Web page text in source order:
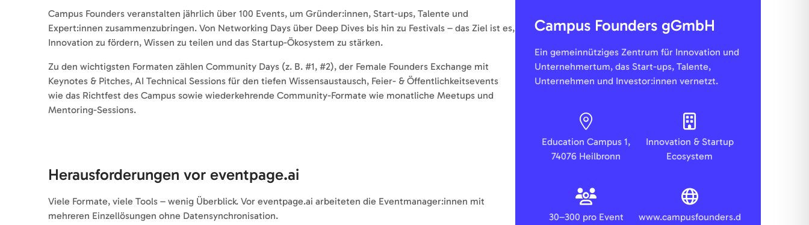
Campus Founders veranstalten jährlich über 100 Events, um Gründer:innen, Start-ups, Talente und
Expert:innen zusammenzubringen. Von Networking Days über Deep Dives bis hin zu Festivals – das Ziel ist es,
Innovation zu fördern, Wissen zu teilen und das Startup-Ökosystem zu stärken.
Zu den wichtigsten Formaten zählen Community Days (z. B. #1, #2), der Female Founders Exchange mit
Keynotes & Pitches, AI Technical Sessions für den tiefen Wissensaustausch, Feier- & Öffentlichkeitsevents
wie das Richtfest des Campus sowie wiederkehrende Community-Formate wie monatliche Meetups und
Mentoring-Sessions.
Herausforderungen vor eventpage.ai
Viele Formate, viele Tools – wenig Überblick. Vor eventpage.ai arbeiteten die Eventmanager:innen mit
mehreren Einzellösungen ohne Datensynchronisation.
Campus Founders gGmbH
Ein gemeinnütziges Zentrum für Innovation und
Unternehmertum, das Start-ups, Talente,
Unternehmen und Investor:innen vernetzt.
Education Campus 1,
74076 Heilbronn
Innovation & Startup
Ecosystem
30–300 pro Event
www.campusfounders.d